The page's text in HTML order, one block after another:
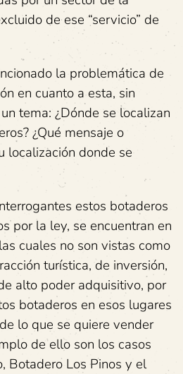
de ese “servicio” de
la problemática de
en cuanto a esta, sin
tema: ¿Dónde se localizan
¿Qué mensaje o
localización donde se
estos botaderos
por la ley, se encuentran en
cuales no son vistas como
turística, de inversión,
alto poder adquisitivo, por
botaderos en esos lugares
lo que se quiere vender
de ello son los casos
Botadero Los Pinos y el